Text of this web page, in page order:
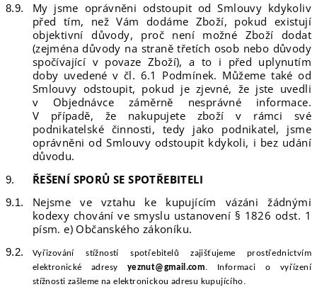
My jsme oprávněni odstoupit od Smlouvy kdykoliv
před tím, než Vám dodáme Zboží, pokud existují
objektivní důvody, proč není možné Zboží dodat
(zejména důvody na straně třetích osob nebo důvody
spočívající v povaze Zboží), a to i před uplynutím
doby uvedené v čl. 6.1 Podmínek. Můžeme také od
Smlouvy odstoupit, pokud je zjevné, že jste uvedli
v Objednávce záměrně nesprávné informace.
V případě, že nakupujete zboží v rámci své
podnikatelské činnosti, tedy jako podnikatel, jsme
oprávněni od Smlouvy odstoupit kdykoli, i bez udání
důvodu.
ŘEŠENÍ SPORŮ SE SPOTŘEBITELI
Nejsme ve vztahu ke kupujícím vázáni žádnými
kodexy chování ve smyslu ustanovení § 1826 odst. 1
písm. e) Občanského zákoníku.
Vyřizování stížností spotřebitelů zajišťujeme prostřednictvím
elektronické adresy yeznut@gmail.com.
Informaci o vyřízení
stížnosti zašleme na elektronickou adresu kupujícího.